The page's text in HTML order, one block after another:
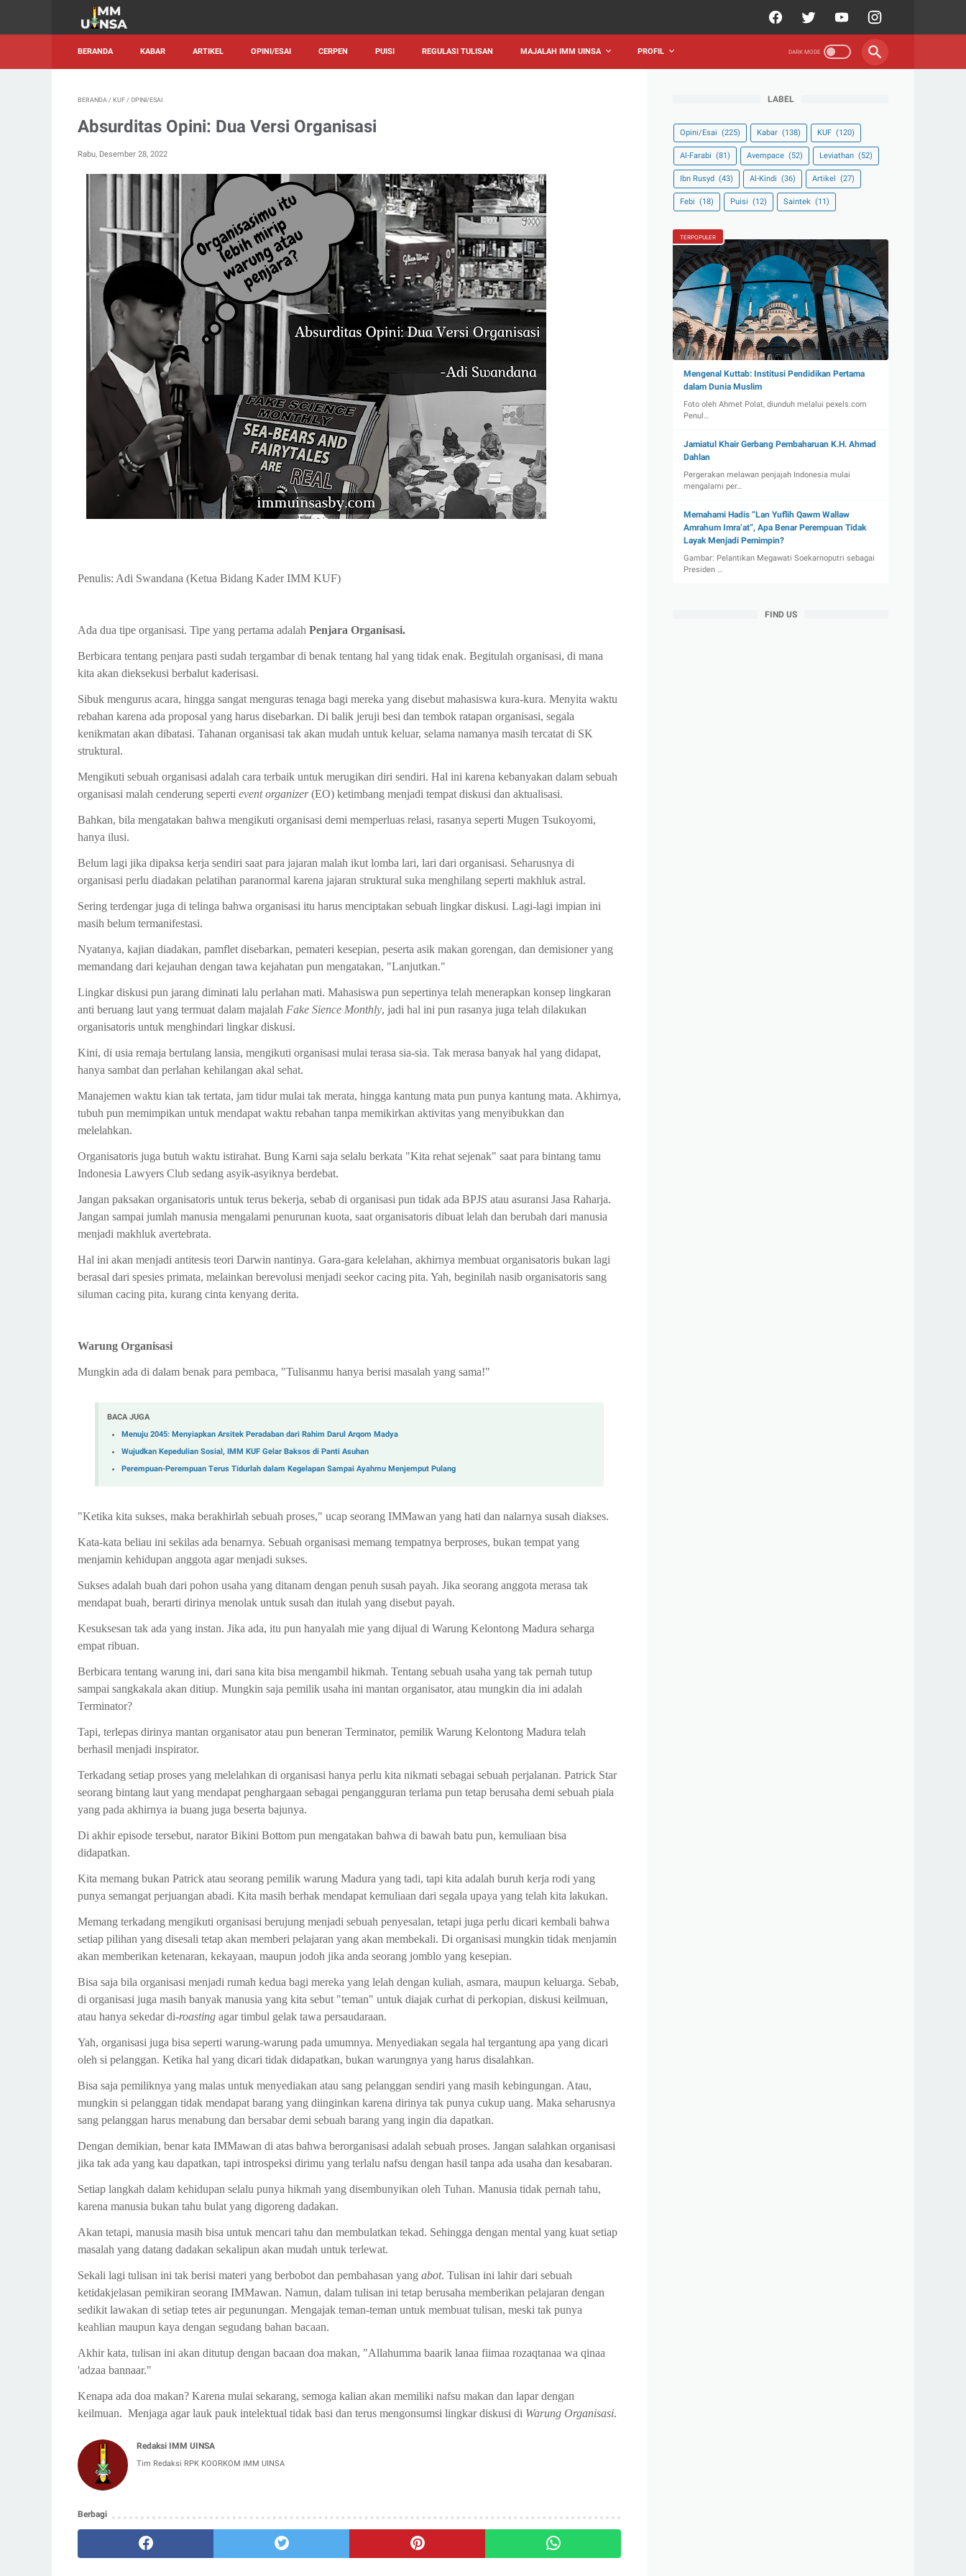
BERANDA KABAR ARTIKEL OPINI/ESAI CERPEN PUISI REGULASI TULISAN MAJALAH IMM UINSA PROFIL
BERANDA / KUF / OPINI/ESAI
Absurditas Opini: Dua Versi Organisasi
Rabu, Desember 28, 2022
Penulis: Adi Swandana (Ketua Bidang Kader IMM KUF)
Ada dua tipe organisasi. Tipe yang pertama adalah Penjara Organisasi.
Berbicara tentang penjara pasti sudah tergambar di benak tentang hal yang tidak enak. Begitulah organisasi, di mana
kita akan dieksekusi berbalut kaderisasi.
Sibuk mengurus acara, hingga sangat menguras tenaga bagi mereka yang disebut mahasiswa kura-kura. Menyita waktu
rebahan karena ada proposal yang harus disebarkan. Di balik jeruji besi dan tembok ratapan organisasi, segala
kenikmatan akan dibatasi. Tahanan organisasi tak akan mudah untuk keluar, selama namanya masih tercatat di SK
struktural.
Mengikuti sebuah organisasi adalah cara terbaik untuk merugikan diri sendiri. Hal ini karena kebanyakan dalam sebuah
organisasi malah cenderung seperti event organizer(EO) ketimbang menjadi tempat diskusi dan aktualisasi.
Bahkan, bila mengatakan bahwa mengikuti organisasi demi memperluas relasi, rasanya seperti Mugen Tsukoyomi,
hanya ilusi.
Belum lagi jika dipaksa kerja sendiri saat para jajaran malah ikut lomba lari, lari dari organisasi. Seharusnya di
organisasi perlu diadakan pelatihan paranormal karena jajaran struktural suka menghilang seperti makhluk astral.
Sering terdengar juga di telinga bahwa organisasi itu harus menciptakan sebuah lingkar diskusi. Lagi-lagi impian ini
masih belum termanifestasi.
Nyatanya, kajian diadakan, pamflet disebarkan, pemateri kesepian, peserta asik makan gorengan, dan demisioner yang
memandang dari kejauhan dengan tawa kejahatan pun mengatakan, "Lanjutkan."
Lingkar diskusi pun jarang diminati lalu perlahan mati. Mahasiswa pun sepertinya telah menerapkan konsep lingkaran
anti beruang laut yang termuat dalam majalah Fake Sience Monthly, jadi hal ini pun rasanya juga telah dilakukan
organisatoris untuk menghindari lingkar diskusi.
Kini, di usia remaja bertulang lansia, mengikuti organisasi mulai terasa sia-sia. Tak merasa banyak hal yang didapat,
hanya sambat dan perlahan kehilangan akal sehat.
Manajemen waktu kian tak tertata, jam tidur mulai tak merata, hingga kantung mata pun punya kantung mata. Akhirnya,
tubuh pun memimpikan untuk mendapat waktu rebahan tanpa memikirkan aktivitas yang menyibukkan dan
melelahkan.
Organisatoris juga butuh waktu istirahat. Bung Karni saja selalu berkata "Kita rehat sejenak" saat para bintang tamu
Indonesia Lawyers Club sedang asyik-asyiknya berdebat.
Jangan paksakan organisatoris untuk terus bekerja, sebab di organisasi pun tidak ada BPJS atau asuransi Jasa Raharja.
Jangan sampai jumlah manusia mengalami penurunan kuota, saat organisatoris dibuat lelah dan berubah dari manusia
menjadi makhluk avertebrata.
Hal ini akan menjadi antitesis teori Darwin nantinya. Gara-gara kelelahan, akhirnya membuat organisatoris bukan lagi
berasal dari spesies primata, melainkan berevolusi menjadi seekor cacing pita. Yah, beginilah nasib organisatoris sang
siluman cacing pita, kurang cinta kenyang derita.
Warung Organisasi
Mungkin ada di dalam benak para pembaca, "Tulisanmu hanya berisi masalah yang sama!"
BACA JUGA
Menuju 2045: Menyiapkan Arsitek Peradaban dari Rahim Darul Arqom Madya
Wujudkan Kepedulian Sosial, IMM KUF Gelar Baksos di Panti Asuhan
Perempuan-Perempuan Terus Tidurlah dalam Kegelapan Sampai Ayahmu Menjemput Pulang
"Ketika kita sukses, maka berakhirlah sebuah proses," ucap seorang IMMawan yang hati dan nalarnya susah diakses.
Kata-kata beliau ini sekilas ada benarnya. Sebuah organisasi memang tempatnya berproses, bukan tempat yang
menjamin kehidupan anggota agar menjadi sukses.
Sukses adalah buah dari pohon usaha yang ditanam dengan penuh susah payah. Jika seorang anggota merasa tak
mendapat buah, berarti dirinya menolak untuk susah dan itulah yang disebut payah.
Kesuksesan tak ada yang instan. Jika ada, itu pun hanyalah mie yang dijual di Warung Kelontong Madura seharga
empat ribuan.
Berbicara tentang warung ini, dari sana kita bisa mengambil hikmah. Tentang sebuah usaha yang tak pernah tutup
sampai sangkakala akan ditiup. Mungkin saja pemilik usaha ini mantan organisator, atau mungkin dia ini adalah
Terminator?
Tapi, terlepas dirinya mantan organisator atau pun beneran Terminator, pemilik Warung Kelontong Madura telah
berhasil menjadi inspirator.
Terkadang setiap proses yang melelahkan di organisasi hanya perlu kita nikmati sebagai sebuah perjalanan. Patrick Star
seorang bintang laut yang mendapat penghargaan sebagai pengangguran terlama pun tetap berusaha demi sebuah piala
yang pada akhirnya ia buang juga beserta bajunya.
Di akhir episode tersebut, narator Bikini Bottom pun mengatakan bahwa di bawah batu pun, kemuliaan bisa
didapatkan.
Kita memang bukan Patrick atau seorang pemilik warung Madura yang tadi, tapi kita adalah buruh kerja rodi yang
punya semangat perjuangan abadi. Kita masih berhak mendapat kemuliaan dari segala upaya yang telah kita lakukan.
Memang terkadang mengikuti organisasi berujung menjadi sebuah penyesalan, tetapi juga perlu dicari kembali bahwa
setiap pilihan yang disesali tetap akan memberi pelajaran yang akan membekali. Di organisasi mungkin tidak menjamin
akan memberikan ketenaran, kekayaan, maupun jodoh jika anda seorang jomblo yang kesepian.
Bisa saja bila organisasi menjadi rumah kedua bagi mereka yang lelah dengan kuliah, asmara, maupun keluarga. Sebab,
di organisasi juga masih banyak manusia yang kita sebut "teman" untuk diajak curhat di perkopian, diskusi keilmuan,
atau hanya sekedar di-roasting agar timbul gelak tawa persaudaraan.
Yah, organisasi juga bisa seperti warung-warung pada umumnya. Menyediakan segala hal tergantung apa yang dicari
oleh si pelanggan. Ketika hal yang dicari tidak didapatkan, bukan warungnya yang harus disalahkan.
Bisa saja pemiliknya yang malas untuk menyediakan atau sang pelanggan sendiri yang masih kebingungan. Atau,
mungkin si pelanggan tidak mendapat barang yang diinginkan karena dirinya tak punya cukup uang. Maka seharusnya
sang pelanggan harus menabung dan bersabar demi sebuah barang yang ingin dia dapatkan.
Dengan demikian, benar kata IMMawan di atas bahwa berorganisasi adalah sebuah proses. Jangan salahkan organisasi
jika tak ada yang kau dapatkan, tapi introspeksi dirimu yang terlalu nafsu dengan hasil tanpa ada usaha dan kesabaran.
Setiap langkah dalam kehidupan selalu punya hikmah yang disembunyikan oleh Tuhan. Manusia tidak pernah tahu,
karena manusia bukan tahu bulat yang digoreng dadakan.
Akan tetapi, manusia masih bisa untuk mencari tahu dan membulatkan tekad. Sehingga dengan mental yang kuat setiap
masalah yang datang dadakan sekalipun akan mudah untuk terlewat.
Sekali lagi tulisan ini tak berisi materi yang berbobot dan pembahasan yang abot. Tulisan ini lahir dari sebuah
ketidakjelasan pemikiran seorang IMMawan. Namun, dalam tulisan ini tetap berusaha memberikan pelajaran dengan
sedikit lawakan di setiap tetes air pegunungan. Mengajak teman-teman untuk membuat tulisan, meski tak punya
keahlian maupun kaya dengan segudang bahan bacaan.
Akhir kata, tulisan ini akan ditutup dengan bacaan doa makan, "Allahumma baarik lanaa fiimaa rozaqtanaa wa qinaa
'adzaa bannaar."
Kenapa ada doa makan? Karena mulai sekarang, semoga kalian akan memiliki nafsu makan dan lapar dengan
keilmuan. Menjaga agar lauk pauk intelektual tidak basi dan terus mengonsumsi lingkar diskusi di Warung Organisasi.
Redaksi IMM UINSA
Tim Redaksi RPK KOORKOM IMM UINSA
Berbagi
LABEL
Opini/Esai (225) Kabar (138) KUF (120)
Al-Farabi (81) Avempace (52) Leviathan (52)
Ibn Rusyd (43) Al-Kindi (36) Artikel (27)
Febi (18) Puisi (12) Saintek (11)
TERPOPULER
Mengenal Kuttab: Institusi Pendidikan Pertama
dalam Dunia Muslim
Foto oleh Ahmet Polat, diunduh melalui pexels.com
Penul…
Jamiatul Khair Gerbang Pembaharuan K.H. Ahmad
Dahlan
Pergerakan melawan penjajah Indonesia mulai
mengalami per…
Memahami Hadis “Lan Yuflih Qawm Wallaw
Amrahum Imra’at”, Apa Benar Perempuan Tidak
Layak Menjadi Pemimpin?
Gambar: Pelantikan Megawati Soekarnoputri sebagai
Presiden …
FIND US